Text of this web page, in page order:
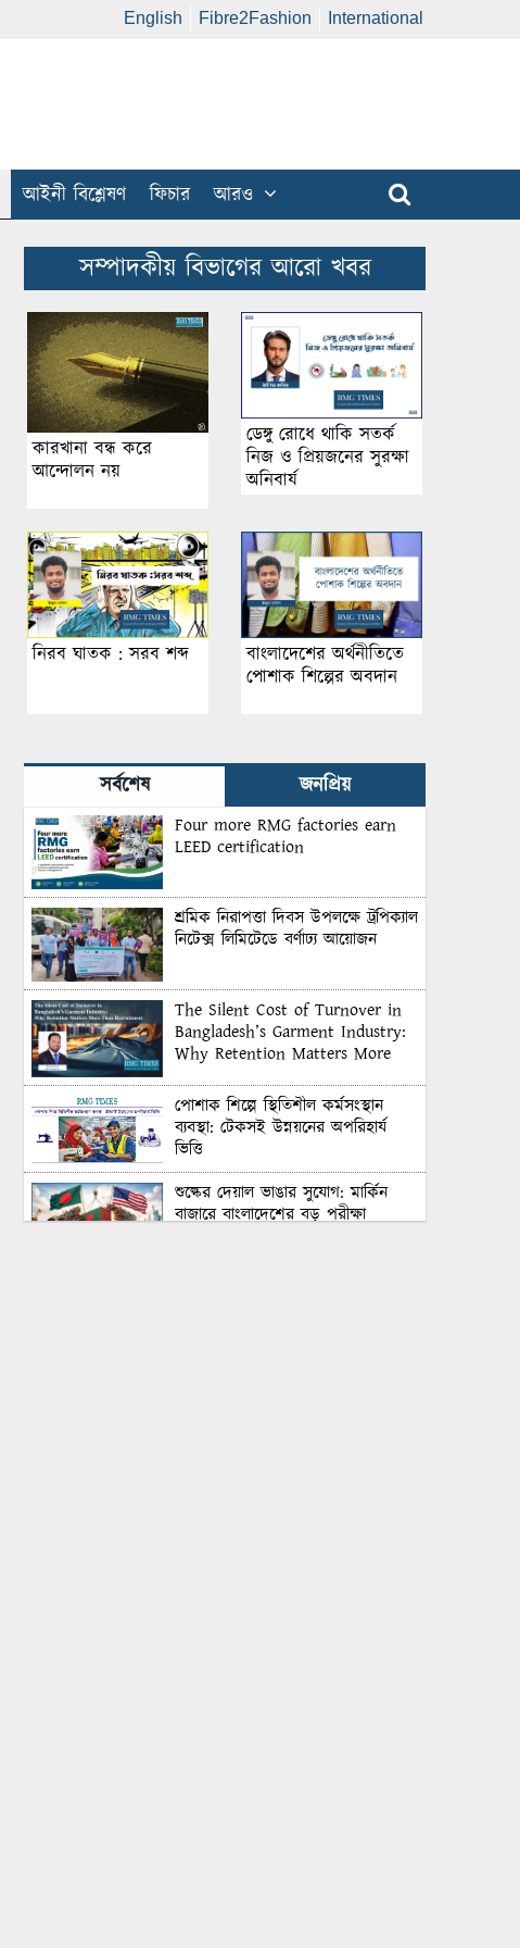
English Fibre2Fashion International
আইনী বিশ্লেষণ ফিচার আরও
সম্পাদকীয় বিভাগের আরো খবর
কারখানা বন্ধ করে
আন্দোলন নয়
ডেঙ্গু রোধে থাকি সতর্ক
নিজ ও প্রিয়জনের সুরক্ষা
অনিবার্য
নিরব ঘাতক : সরব শব্দ
বাংলাদেশের অর্থনীতিতে
পোশাক শিল্পের অবদান
সর্বশেষ জনপ্রিয়
Four more RMG factories earn
LEED certification
শ্রমিক নিরাপত্তা দিবস উপলক্ষে ট্রপিক্যাল
নিটেক্স লিমিটেডে বর্ণাঢ্য আয়োজন
The Silent Cost of Turnover in
Bangladesh’s Garment Industry:
Why Retention Matters More
পোশাক শিল্পে স্থিতিশীল কর্মসংস্থান
ব্যবস্থা: টেকসই উন্নয়নের অপরিহার্য
ভিত্তি
শুল্কের দেয়াল ভাঙার সুযোগ: মার্কিন
বাজারে বাংলাদেশের বড় পরীক্ষা